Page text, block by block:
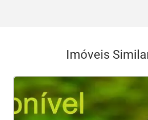
Imóveis